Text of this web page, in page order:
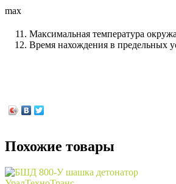
Максимальная температура
Время нахождения в предельных
Похожие товары